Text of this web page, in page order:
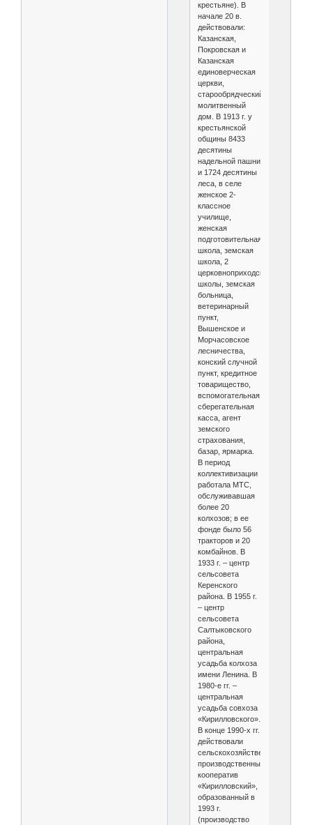
крестьяне). В
начале 20 в.
действовали:
Казанская,
Покровская и
Казанская
единоверческая
церкви,
старообрядческий
молитвенный
дом. В 1913 г. у
крестьянской
общины 8433
десятины
надельной пашни
и 1724 десятины
леса, в селе
женское 2-
классное
училище,
женская
подготовительная
школа, земская
школа, 2
церковноприходские
школы, земская
больница,
ветеринарный
пункт,
Вышенское и
Морчасовское
лесничества,
конский случной
пункт, кредитное
товарищество,
вспомогательная
сберегательная
касса, агент
земского
страхования,
базар, ярмарка.
В период
коллективизации
работала МТС,
обслуживавшая
более 20
колхозов; в ее
фонде было 56
тракторов и 20
комбайнов. В
1933 г. – центр
сельсовета
Керенского
района. В 1955 г.
– центр
сельсовета
Салтыковского
района,
центральная
усадьба колхоза
имени Ленина. В
1980-е гг. –
центральная
усадьба совхоза
«Кирилловского».
В конце 1990-х гг.
действовали
сельскохозяйственный
производственный
кооператив
«Кирилловский»,
образованный в
1993 г.
(производство